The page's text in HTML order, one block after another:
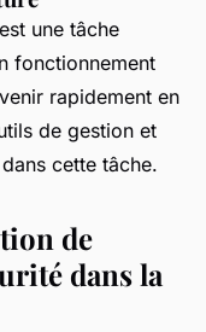
une tâche
fonctionnement
rapidement en
de gestion et
cette tâche.
de
dans la